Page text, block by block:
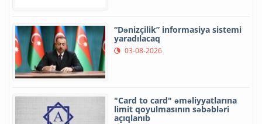
“Dənizçilik” informasiya sistemi
yaradılacaq
03-08-2026
"Card to card" əməliyyatlarına
limit qoyulmasının səbəbləri
açıqlanıb